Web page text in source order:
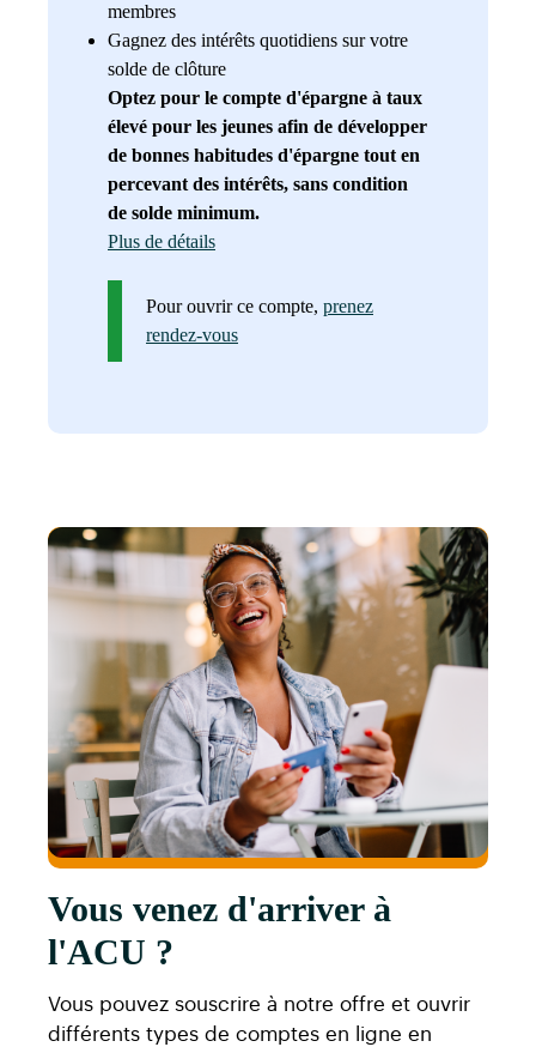
membres
Gagnez des intérêts quotidiens sur votre
solde de clôture
Optez pour le compte d'épargne à taux
élevé pour les jeunes afin de développer
de bonnes habitudes d'épargne tout en
percevant des intérêts, sans condition
de solde minimum.
Plus de détails
Pour ouvrir ce compte, prenez
rendez-vous
Vous venez d'arriver à
l'ACU ?
Vous pouvez souscrire à notre offre et ouvrir
différents types de comptes en ligne en